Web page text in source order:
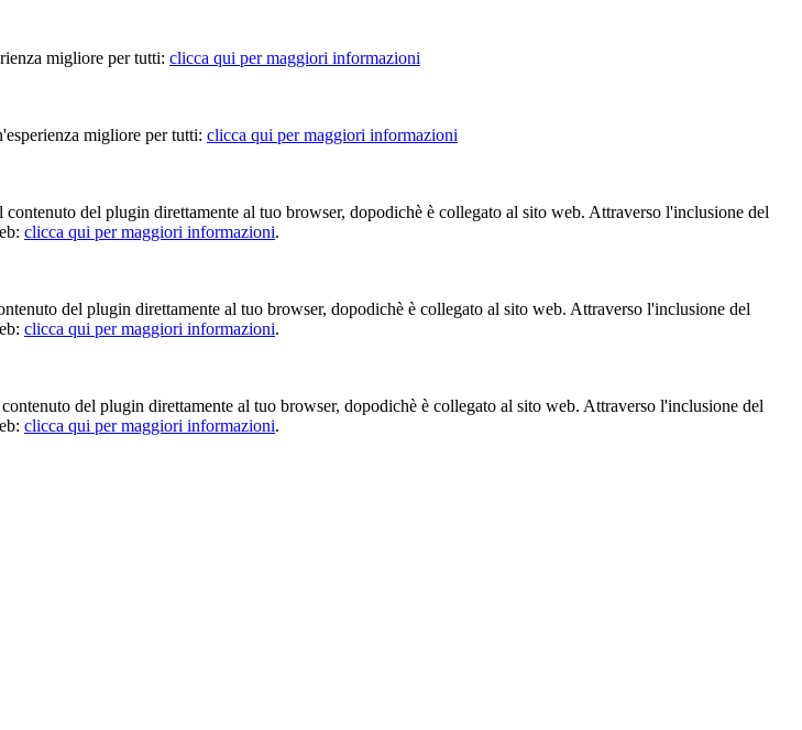
migliore per tutti: clicca qui per maggiori informazioni
migliore per tutti: clicca qui per maggiori informazioni
del plugin direttamente al tuo browser, dopodichè è collegato al sito web. Attraverso l'inclusione del
clicca qui per maggiori informazioni.
del plugin direttamente al tuo browser, dopodichè è collegato al sito web. Attraverso l'inclusione del
clicca qui per maggiori informazioni.
del plugin direttamente al tuo browser, dopodichè è collegato al sito web. Attraverso l'inclusione del
clicca qui per maggiori informazioni.